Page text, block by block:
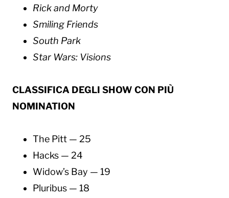
Rick and Morty
Smiling Friends
South Park
Star Wars: Visions
CLASSIFICA DEGLI SHOW CON PIÙ
NOMINATION
The Pitt — 25
Hacks — 24
Widow’s Bay — 19
Pluribus — 18